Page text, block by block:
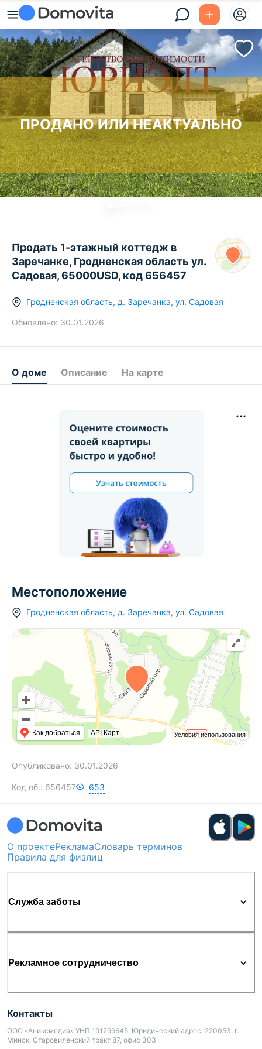
ПРОДАНО ИЛИ НЕАКТУАЛЬНО
Продать 1-этажный коттедж в
Заречанке, Гродненская область ул.
Садовая, 65000USD, код 656457
Гродненская область, д. Заречанка, ул. Садовая
Обновлено: 30.01.2026
О доме Описание На карте
Местоположение
Гродненская область, д. Заречанка, ул. Садовая
Условия использования
Как добраться API Карт
Опубликовано: 30.01.2026
Код об.: 656457 653
О проектеРекламаСловарь терминов
Правила для физлиц
Служба заботы
Рекламное сотрудничество
Контакты
ООО «Аниксмедиа» УНП 191299645, Юридический адрес: 220053, г.
Минск, Старовиленский тракт 87, офис 303